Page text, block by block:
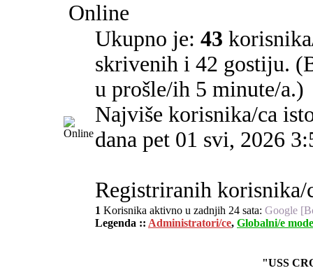
Online
Ukupno je: 43
skrivenih i 42 gostiju.
u prošle/ih 5 minute/a.)
Najviše korisnika/ca
dana pet 01 svi, 2026
Registriranih
1 Korisnika aktivno u zadnjih 24 sata: Google
Legenda :: Administratori/ce, Globalni/e
"USS